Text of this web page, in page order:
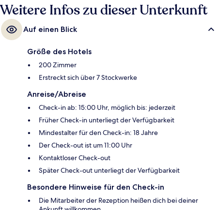
Weitere Infos zu dieser Unterkunft
Auf einen Blick
Größe des Hotels
200 Zimmer
Erstreckt sich über 7 Stockwerke
Anreise/Abreise
Check-in ab: 15:00 Uhr, möglich bis: jederzeit
Früher Check-in unterliegt der Verfügbarkeit
Mindestalter für den Check-in: 18 Jahre
Der Check-out ist um 11:00 Uhr
Kontaktloser Check-out
Später Check-out unterliegt der Verfügbarkeit
Besondere Hinweise für den Check-in
Die Mitarbeiter der Rezeption heißen dich bei deiner